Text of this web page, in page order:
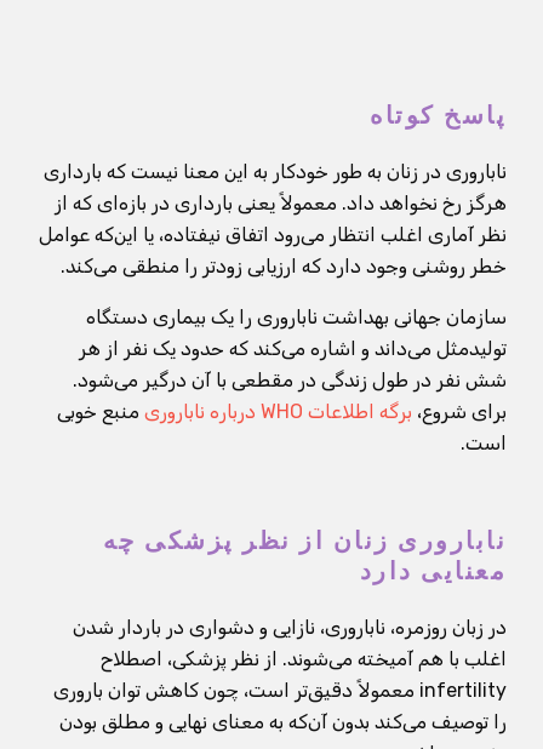
پاسخ کوتاه
ناباروری در زنان به طور خودکار به این معنا نیست که بارداری
هرگز رخ نخواهد داد. معمولاً یعنی بارداری در بازه‌ای که از
نظر آماری اغلب انتظار می‌رود اتفاق نیفتاده، یا این‌که عوامل
خطر روشنی وجود دارد که ارزیابی زودتر را منطقی می‌کند.
سازمان جهانی بهداشت ناباروری را یک بیماری دستگاه
تولیدمثل می‌داند و اشاره می‌کند که حدود یک نفر از هر
شش نفر در طول زندگی در مقطعی با آن درگیر می‌شود.
برای شروع، برگه اطلاعات WHO درباره ناباروری
منبع خوبی
است.
ناباروری زنان از نظر پزشکی چه
معنایی دارد
در زبان روزمره، ناباروری، نازایی و دشواری در باردار شدن
اغلب با هم آمیخته می‌شوند. از نظر پزشکی، اصطلاح
infertility معمولاً دقیق‌تر است، چون کاهش توان باروری
را توصیف می‌کند بدون آن‌که به معنای نهایی و مطلق بودن